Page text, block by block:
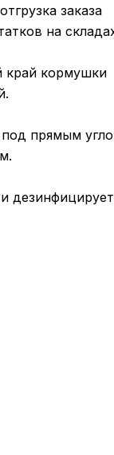
заказа
на
край кормушки
прямым